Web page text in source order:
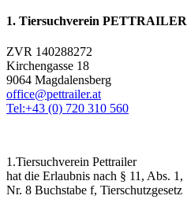
1. Tiersuchverein PETTRAILER
ZVR 140288272
Kirchengasse 18
9064 Magdalensberg
office@pettrailer.at
Tel:+43 (0) 720 310 560
1.Tiersuchverein Pettrailer
hat die Erlaubnis nach § 11, Abs. 1,
Nr. 8 Buchstabe f, Tierschutzgesetz